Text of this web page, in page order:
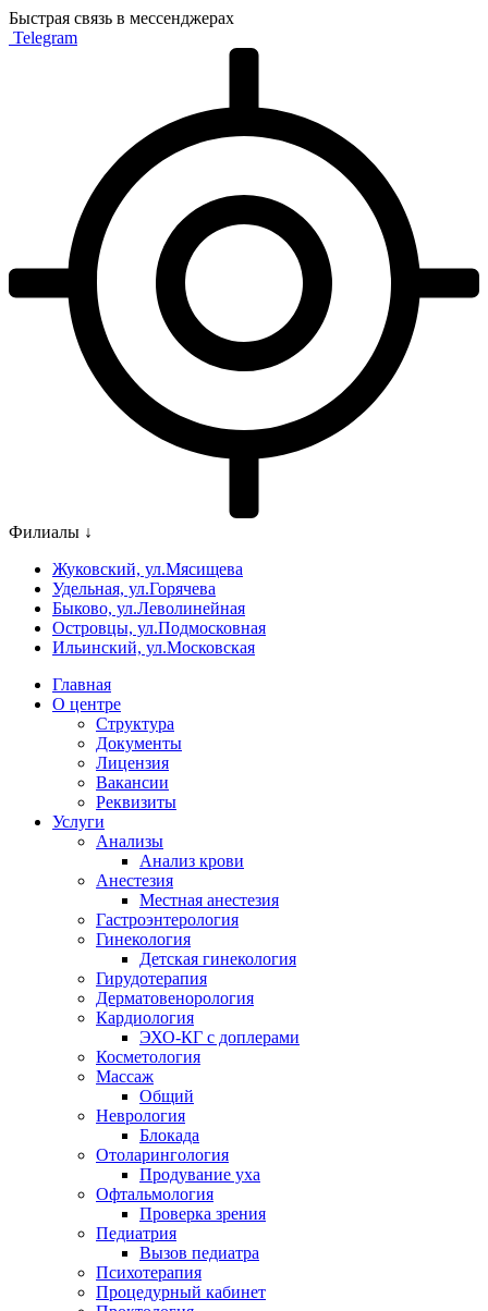
Быстрая связь в мессенджерах
Telegram
Филиалы ↓
Жуковский, ул.Мясищева
Удельная, ул.Горячева
Быково, ул.Леволинейная
Островцы, ул.Подмосковная
Ильинский, ул.Московская
Главная
О центре
Структура
Документы
Лицензия
Вакансии
Реквизиты
Услуги
Анализы
Анализ крови
Анестезия
Местная анестезия
Гастроэнтерология
Гинекология
Детская гинекология
Гирудотерапия
Дерматовенорология
Кардиология
ЭХО-КГ с доплерами
Косметология
Массаж
Общий
Неврология
Блокада
Отоларингология
Продувание уха
Офтальмология
Проверка зрения
Педиатрия
Вызов педиатра
Психотерапия
Процедурный кабинет